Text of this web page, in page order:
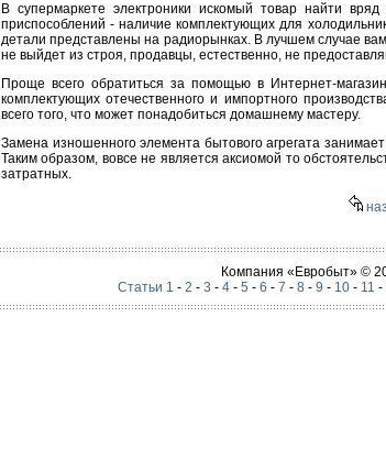
В супермаркете электроники искомый товар найти
приспособлений - наличие комплектующих для
детали представлены на радиорынках. В лучшем случае
не выйдет из строя, продавцы, естественно, не
Проще всего обратиться за помощью в Интернет-
комплектующих отечественного и импортного
всего того, что может понадобиться домашнему мастеру.
Замена изношенного элемента бытового агрегата
Таким образом, вовсе не является аксиомой то
затратных.
Компания «Евробыт» ©
Статьи 1 - 2 - 3 - 4- 5 - 6 - 7 - 8- 9 - 10- 11 -